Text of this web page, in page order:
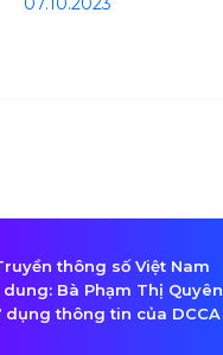
thông số Việt Nam
Bà Phạm Thị Quyên
dụng thông tin của DCCA